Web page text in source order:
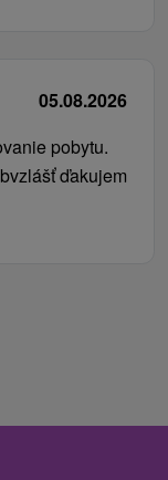
05.08.2026
pobytu.
ďakujem